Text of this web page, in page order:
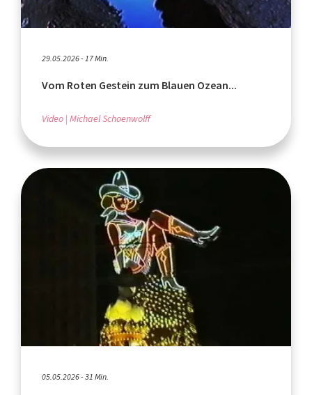
29.05.2026 - 17 Min.
Vom Roten Gestein zum Blauen Ozean...
Video Michael Schoenwolff
05.05.2026 - 31 Min.